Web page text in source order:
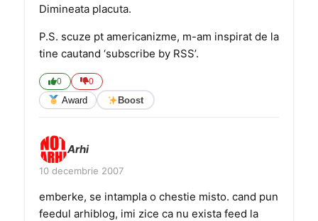
Dimineata placuta.
P.S. scuze pt americanizme, m-am inspirat de la
tine cautand ‘subscribe by RSS’.
0 0
Award Boost
Arhi
10 decembrie 2007
emberke, se intampla o chestie misto. cand pun
feedul arhiblog, imi zice ca nu exista feed la